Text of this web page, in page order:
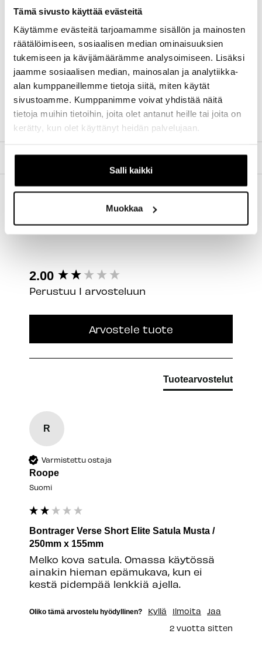
Tämä sivusto käyttää evästeitä
Käytämme evästeitä tarjoamamme sisällön ja mainosten
räätälöimiseen, sosiaalisen median ominaisuuksien
tukemiseen ja kävijämäärämme analysoimiseen. Lisäksi
jaamme sosiaalisen median, mainosalan ja analytiikka-
alan kumppaneillemme tietoja siitä, miten käytät
sivustoamme. Kumppanimme voivat yhdistää näitä
tietoja muihin tietoihin, joita olet antanut heille tai joita on
kerätty, kun olet käyttänyt heidän palvelujaan.
Salli kaikki
Muokkaa
keveyden ja mukavuuden suhteen
Eri leveysvaihtoehdot ja jatkettu kiinnitysalue
tarjoavat joustavampaa istuvuutta
Viimeisimpään biomekaniikan tutkimukseen
perustuvat inForm-satulat tarjoavat ajajalle
parhaan mahdollisen suorituskyvyn ja
mukavuuden
Blendr-lisävarustekiinnikkeet tarjoavat siistin
integroidun kiinnityksen Flare-takavalolle
TILAUS JA MAKSUTAVAT
2.00
Perustuu 1 arvosteluun
Arvostele tuote
Tuotearvostelut
R
Varmistettu ostaja
Roope
Suomi
Bontrager Verse Short Elite Satula Musta /
250mm x 155mm
Melko kova satula. Omassa käytössä
ainakin hieman epämukava, kun ei
kestä pidempää lenkkiä ajella.
Oliko tämä arvostelu hyödyllinen? Kyllä Ilmoita
Jaa
2 vuotta sitten
New content loaded